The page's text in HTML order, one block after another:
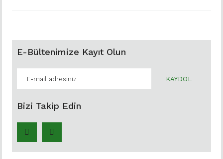
E-Bültenimize Kayıt Olun
KAYDOL
Bizi Takip Edin